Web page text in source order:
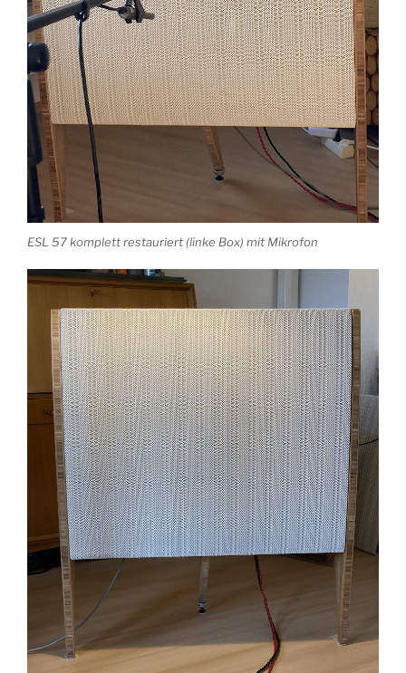
ESL 57 komplett restauriert (linke Box) mit Mikrofon